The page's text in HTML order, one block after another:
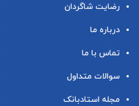
رضایت شاگردان
درباره ما
تماس با ما
سوالات متداول
مجله استادبانک